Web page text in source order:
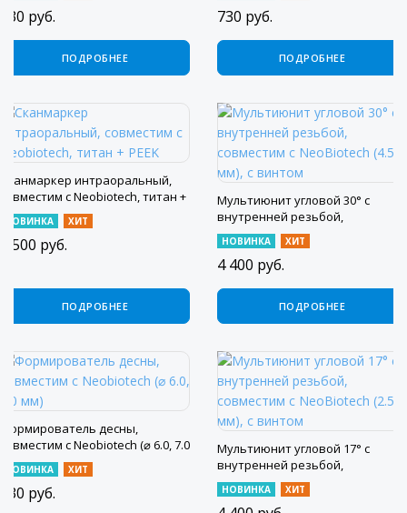
730 руб.
ПОДРОБНЕЕ
730 руб.
ПОДРОБНЕЕ
Сканмаркер интраоральный,
совместим с Neobiotech, титан +
PEEK
НОВИНКА ХИТ
2 500 руб.
ПОДРОБНЕЕ
Мультиюнит угловой 30° с
внутренней резьбой,
совместим с NeoBiotech (4.5 мм),
с винтом
НОВИНКА ХИТ
4 400 руб.
ПОДРОБНЕЕ
Формирователь десны,
совместим с Neobiotech (⌀ 6.0, 7.0
мм)
НОВИНКА ХИТ
730 руб.
Мультиюнит угловой 17° с
внутренней резьбой,
совместим с NeoBiotech (2.5 мм),
с винтом
НОВИНКА ХИТ